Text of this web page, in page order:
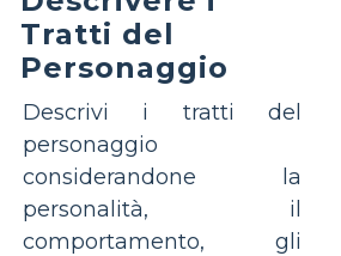
Tratti del
Personaggio
Descrivi i tratti del
personaggio
considerandone la
personalità, il
comportamento, gli